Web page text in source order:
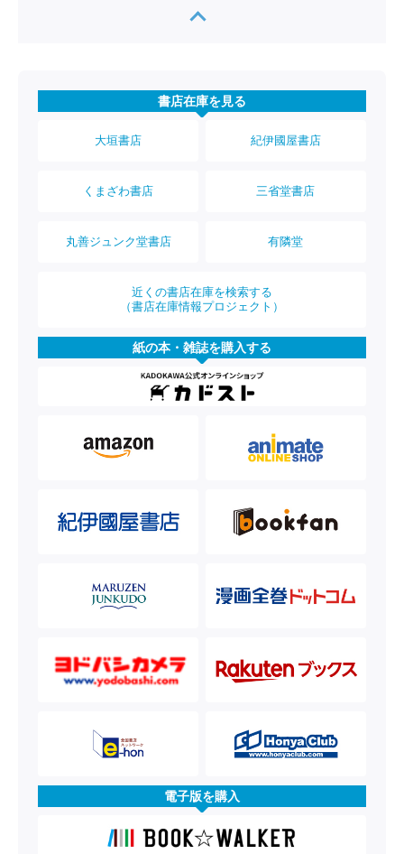
書店在庫を見る
大垣書店 紀伊國屋書店
くまざわ書店 三省堂書店
丸善ジュンク堂書店 有隣堂
近くの書店在庫を検索する
（書店在庫情報プロジェクト）
紙の本・雑誌を購入する
電子版を購入